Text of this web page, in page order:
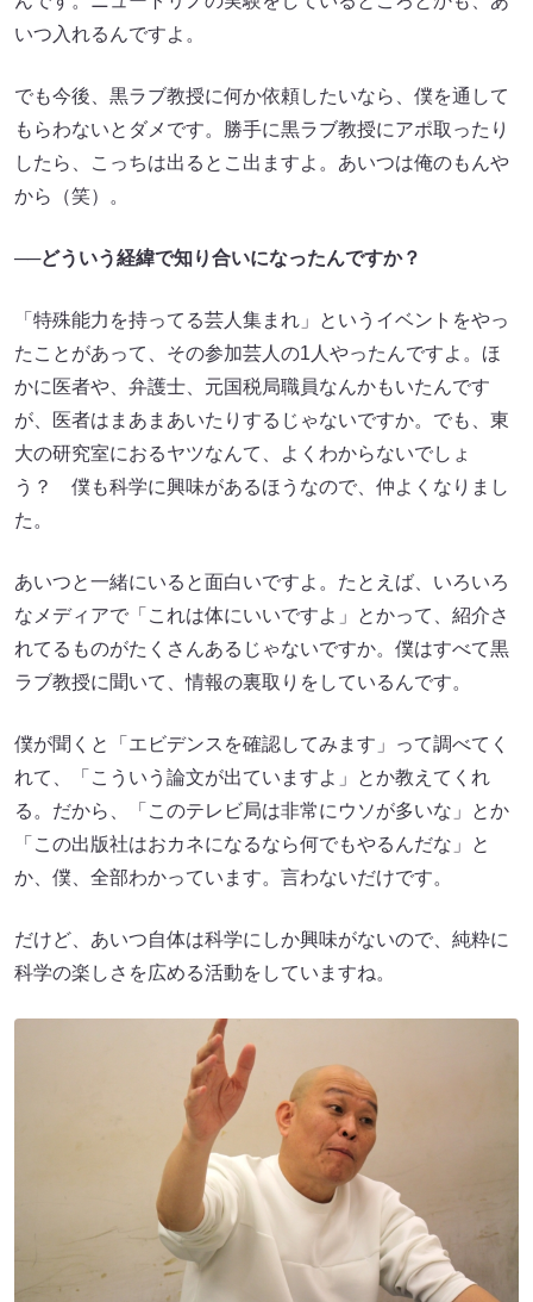
いつ入れるんですよ。
でも今後、黒ラブ教授に何か依頼したいなら、僕を通して
もらわないとダメです。勝手に黒ラブ教授にアポ取ったり
したら、こっちは出るとこ出ますよ。あいつは俺のもんや
から（笑）。
──どういう経緯で知り合いになったんですか？
「特殊能力を持ってる芸人集まれ」というイベントをやっ
たことがあって、その参加芸人の1人やったんですよ。ほ
かに医者や、弁護士、元国税局職員なんかもいたんです
が、医者はまあまあいたりするじゃないですか。でも、東
大の研究室におるヤツなんて、よくわからないでしょ
う？ 僕も科学に興味があるほうなので、仲よくなりまし
た。
あいつと一緒にいると面白いですよ。たとえば、いろいろ
なメディアで「これは体にいいですよ」とかって、紹介さ
れてるものがたくさんあるじゃないですか。僕はすべて黒
ラブ教授に聞いて、情報の裏取りをしているんです。
僕が聞くと「エビデンスを確認してみます」って調べてく
れて、「こういう論文が出ていますよ」とか教えてくれ
る。だから、「このテレビ局は非常にウソが多いな」とか
「この出版社はおカネになるなら何でもやるんだな」と
か、僕、全部わかっています。言わないだけです。
だけど、あいつ自体は科学にしか興味がないので、純粋に
科学の楽しさを広める活動をしていますね。